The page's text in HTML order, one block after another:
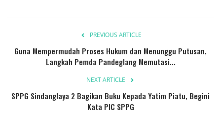
PREVIOUS ARTICLE
Guna Mempermudah Proses Hukum dan Menunggu Putusan,
Langkah Pemda Pandeglang Memutasi...
NEXT ARTICLE
SPPG Sindanglaya 2 Bagikan Buku Kepada Yatim Piatu, Begini
Kata PIC SPPG